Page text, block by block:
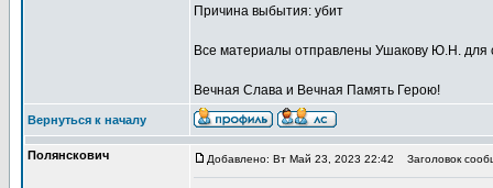
Причина выбытия: убит
Все материалы отправлены Ушакову Ю.Н. для
Вечная Слава и Вечная Память Герою!
Вернуться к началу
Полянскович Добавлено: Вт Май 23, 2023 22:42 Заголовок